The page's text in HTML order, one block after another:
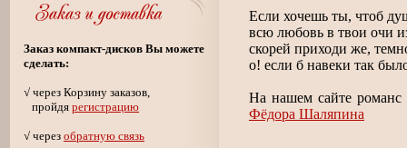
Заказ компакт-дисков Вы можете
сделать:
√ через Корзину заказов,
пройдя регистрацию
√ через обратную связь
Если хочешь ты, чтоб
всю любовь в твои очи
скорей приходи же,
о! если б навеки так
На нашем сайте романс
Фёдора Шаляпина